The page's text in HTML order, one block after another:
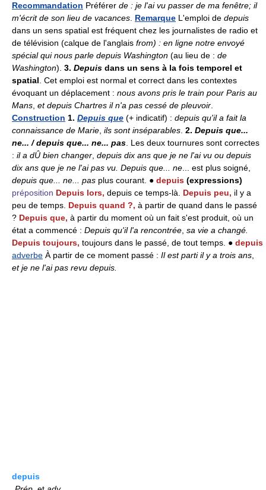
Recommandation Préférer de : je l'ai vu passer de ma fenêtre; il
m'écrit de son lieu de vacances. Remarque L'emploi de depuis
dans un sens spatial est fréquent chez les journalistes de radio et
de télévision (calque de l'anglais from) : en ligne notre envoyé
spécial qui nous parle depuis Washington (au lieu de : de
Washington). 3. Depuis dans un sens à la fois temporel et
spatial. Cet emploi est normal et correct dans les contextes
évoquant un déplacement : nous avons pris le train pour Paris au
Mans, et depuis Chartres il n'a pas cessé de pleuvoir.
Construction 1. Depuis que (+ indicatif) : depuis qu'il a fait la
connaissance de Marie, ils sont inséparables. 2. Depuis que...
ne... / depuis que... ne... pas. Les deux tournures sont correctes
: il a dÛ bien changer, depuis dix ans que je ne l'ai vu ou depuis
dix ans que je ne l'ai pas vu. Depuis que... ne... est plus soigné,
depuis que... ne... pas plus courant. ● depuis (expressions)
préposition Depuis lors, depuis ce temps-là. Depuis peu, il y a
peu de temps. Depuis quand ?, à partir de quand dans le passé
? Depuis que, à partir du moment où un fait s'est produit, où un
état a commencé : Depuis qu'il l'a rencontrée, sa vie a changé.
Depuis toujours, toujours dans le passé, de tout temps. ● depuis
adverbe À partir de ce moment passé : Il est parti il y a trois ans,
et je ne l'ai pas revu depuis.
depuis